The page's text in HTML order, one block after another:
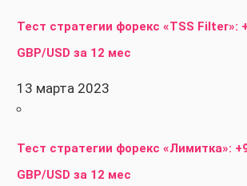
Тест стратегии форекс «TSS Filter»:
GBP/USD за 12 мес
13 марта 2023
Тест стратегии форекс «Лимитка»:
GBP/USD за 12 мес